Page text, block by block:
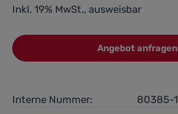
Inkl. 19% MwSt., ausweisbar
Angebot anfragen
Interne Nummer:
80385-1